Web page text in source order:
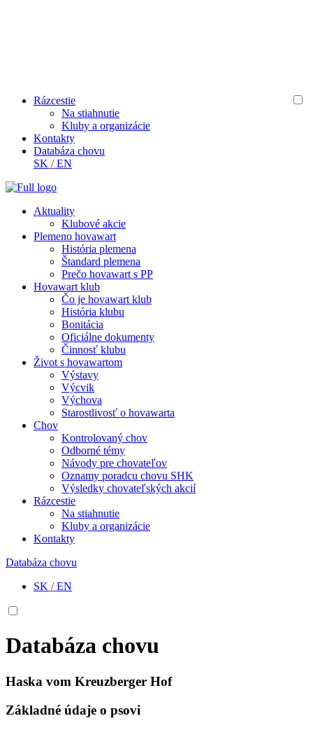
Rázcestie
Na stiahnutie
Kluby a organizácie
Kontakty
Databáza chovu
SK /EN
Aktuality
Klubové akcie
Plemeno hovawart
História plemena
Štandard plemena
Prečo hovawart s PP
Hovawart klub
Čo je hovawart klub
História klubu
Bonitácia
Oficiálne dokumenty
Činnosť klubu
Život s hovawartom
Výstavy
Výcvik
Výchova
Starostlivosť o hovawarta
Chov
Kontrolovaný chov
Odborné témy
Návody pre chovateľov
Oznamy poradcu chovu SHK
Výsledky chovateľských akcií
Rázcestie
Na stiahnutie
Kluby a organizácie
Kontakty
Databáza chovu
SK /EN
Databáza chovu
Haska vom Kreuzberger Hof
Základné údaje o psovi